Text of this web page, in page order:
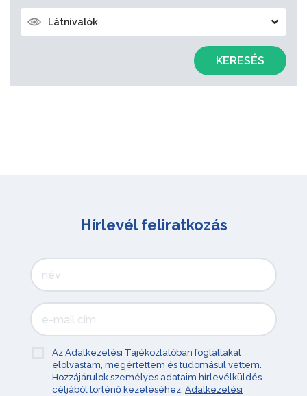
Látnivalók
KERESÉS
Hírlevél feliratkozás
Az Adatkezelési Tájékoztatóban foglaltakat
elolvastam, megértettem és tudomásul vettem.
Hozzájárulok személyes adataim hírlevélküldés
céljából történő kezeléséhez. Adatkezelési